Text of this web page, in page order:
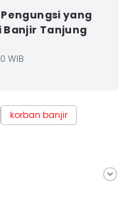
yang
Banjir Tanjung
WIB
korban banjir